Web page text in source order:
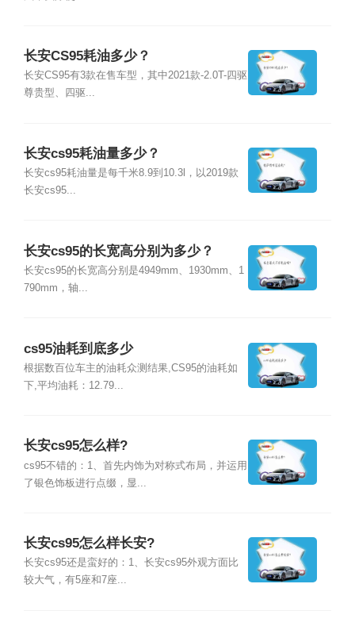
长安CS95耗油多少？
长安CS95有3款在售车型，其中2021款-2.0T-四驱
尊贵型、四驱...
长安cs95耗油量多少？
长安cs95耗油量是每千米8.9到10.3l，以2019款
长安cs95...
长安cs95的长宽高分别为多少？
长安cs95的长宽高分别是4949mm、1930mm、1
790mm，轴...
cs95油耗到底多少
根据数百位车主的油耗众测结果,CS95的油耗如
下,平均油耗：12.79...
长安cs95怎么样?
cs95不错的：1、首先内饰为对称式布局，并运用
了银色饰板进行点缀，显...
长安cs95怎么样长安?
长安cs95还是蛮好的：1、长安cs95外观方面比
较大气，有5座和7座...